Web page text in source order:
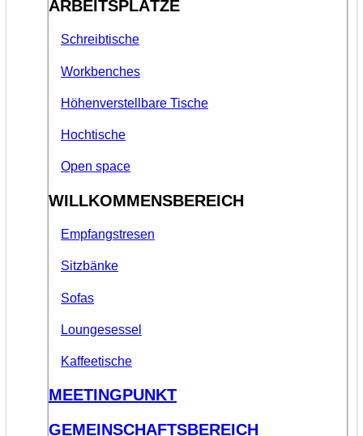
ARBEITSPLÄTZE
Schreibtische
Workbenches
Höhenverstellbare Tische
Hochtische
Open space
WILLKOMMENSBEREICH
Empfangstresen
Sitzbänke
Sofas
Loungesessel
Kaffeetische
MEETINGPUNKT
GEMEINSCHAFTSBEREICH